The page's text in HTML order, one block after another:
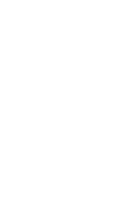
Ort, von der
Sie guten
Kopfhörern.